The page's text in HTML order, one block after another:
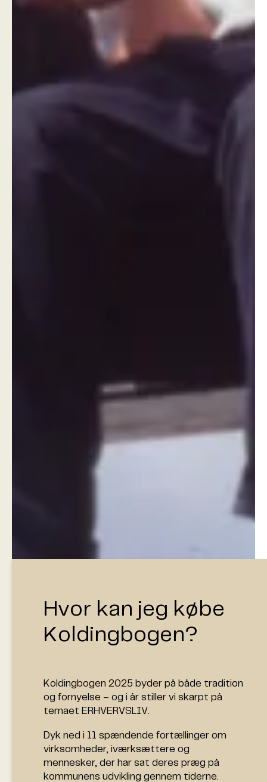
Hvor kan jeg købe
Koldingbogen?
Koldingbogen 2025 byder på både tradition
og fornyelse – og i år stiller vi skarpt på
temaet ERHVERVSLIV.
Dyk ned i 11 spændende fortællinger om
virksomheder, iværksættere og
mennesker, der har sat deres præg på
kommunens udvikling gennem tiderne.